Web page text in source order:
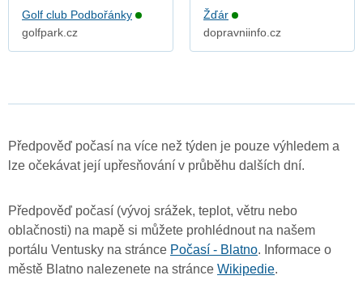
Golf club Podbořánky
golfpark.cz
Žďár
dopravniinfo.cz
Předpověď počasí na více než týden je pouze výhledem a
lze očekávat její upřesňování v průběhu dalších dní.
Předpověď počasí (vývoj srážek, teplot, větru nebo
oblačnosti) na mapě si můžete prohlédnout na našem
portálu Ventusky na stránce Počasí - Blatno. Informace o
městě Blatno nalezenete na stránce Wikipedie.